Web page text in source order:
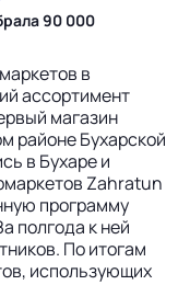
90 000
в
ассортимент
магазин
районе Бухарской
в Бухаре и
Zahratun
программу
полгода к ней
По итогам
использующих